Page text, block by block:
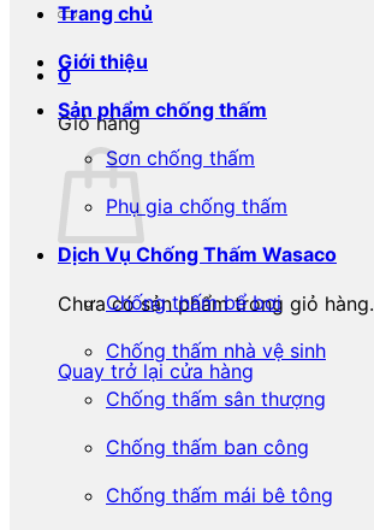
0
Giỏ hàng
Chưa có sản phẩm trong giỏ hàng.
Quay trở lại cửa hàng
Trang chủ
Giới thiệu
Sản phẩm chống thấm
Sơn chống thấm
Phụ gia chống thấm
Dịch Vụ Chống Thấm Wasaco
Chống thấm bể bơi
Chống thấm nhà vệ sinh
Chống thấm sân thượng
Chống thấm ban công
Chống thấm mái bê tông